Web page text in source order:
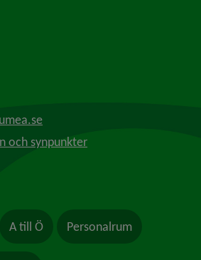
till annan webbplats, öppnas i nytt
och synpunkter
A till Ö Personalrum